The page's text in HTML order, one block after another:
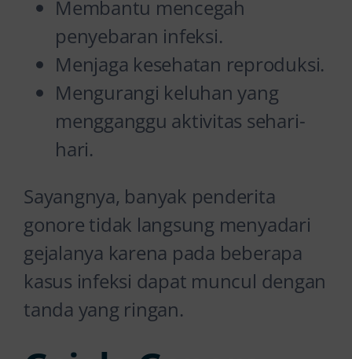
Membantu mencegah
penyebaran infeksi.
Menjaga kesehatan reproduksi.
Mengurangi keluhan yang
mengganggu aktivitas sehari-
hari.
Sayangnya, banyak penderita
gonore tidak langsung menyadari
gejalanya karena pada beberapa
kasus infeksi dapat muncul dengan
tanda yang ringan.